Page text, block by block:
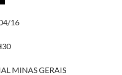
16
MINAS GERAIS